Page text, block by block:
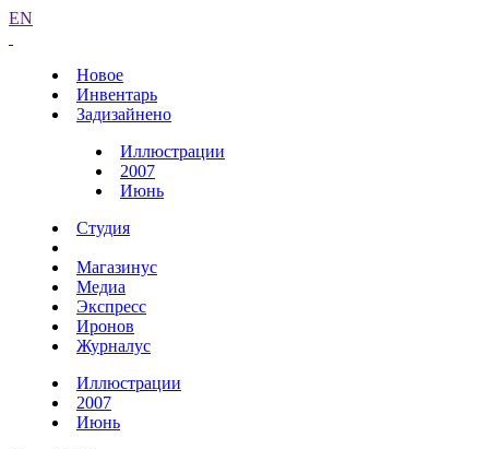
EN
Новое
Инвентарь
Задизайнено
Иллюстрации
2007
Июнь
Студия
Магазинус
Медиа
Экспресс
Иронов
Журналус
Иллюстрации
2007
Июнь